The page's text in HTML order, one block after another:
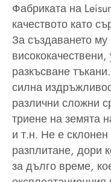
Фабриката на
качеството като
За създаването му
разкъсване
силна
различни сложни
триене на земята
и т.н. Не е
разплитане, дори
за дълго време,